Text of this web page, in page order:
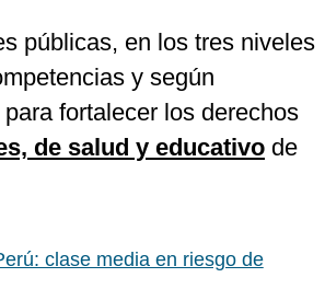
públicas, en los tres niveles
y según
fortalecer los derechos
de salud y educativo de
clase media en riesgo de